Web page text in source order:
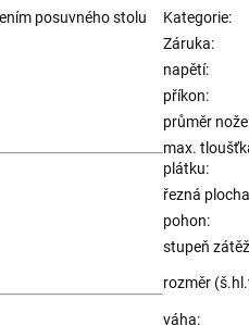
posuvného stolu
Kategorie:
Záruka:
napětí:
příkon:
průměr nože
max.
plátku:
řezná plocha
pohon:
stupeň
rozměr
váha: